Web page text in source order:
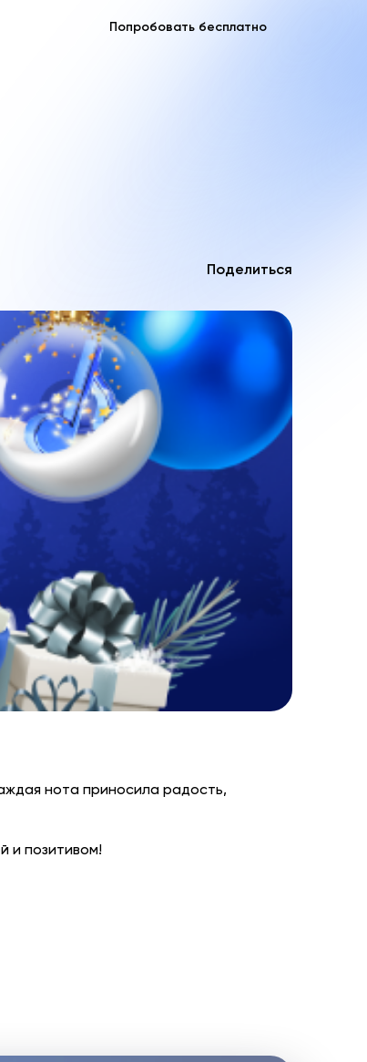
Попробовать бесплатно
Поделиться
нота приносила радость,
и позитивом!